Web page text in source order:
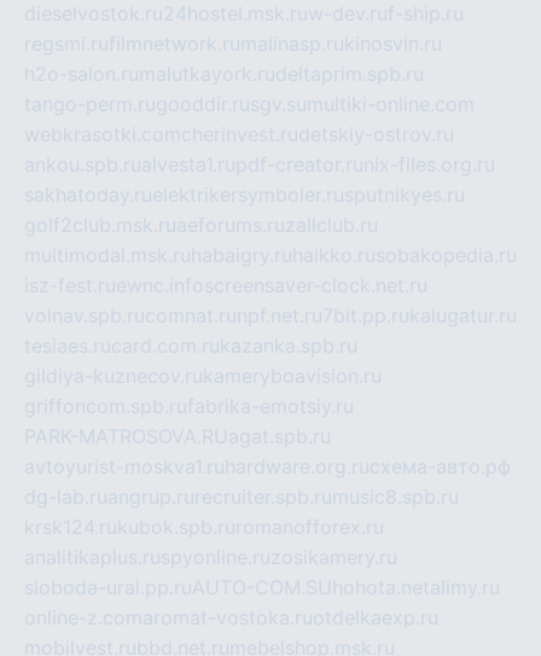
dieselvostok.ru24hostel.msk.ruw-dev.ruf-ship.ru
regsmi.rufilmnetwork.ru malinasp.rukinosvin.ru
h2o-salon.ru malutkayork.rudeltaprim.spb.ru
tango-perm.rugooddir.rusgv.su multiki-online.com
webkrasotki.comcherinvest.rudetskiy-ostrov.ru
ankou.spb.rualvesta1.rupdf-creator.ru nix-files.org.ru
sakhatoday.ruelektrikersymboler.rusputnikyes.ru
golf2club.msk.ruaeforums.ruzallclub.ru
multimodal.msk.ru habaigry.ru haikko.rusobakopedia.ru
isz-fest.ruewnc.infoscreensaver-clock.net.ru
volnav.spb.rucomnat.ru npf.net.ru7bit.pp.rukalugatur.ru
tesiaes.rucard.com.rukazanka.spb.ru
gildiya-kuznecov.rukameryboavision.ru
griffoncom.spb.rufabrika-emotsiy.ru
PARK-MATROSOVA.RUagat.spb.ru
avtoyurist-moskva1.ru hardware.org.ruсхема-авто.рф
dg-lab.ruangrup.ru recruiter.spb.ru music8.spb.ru
krsk124.rukubok.spb.ru romanofforex.ru
analitikaplus.ruspyonline.ruzosikamery.ru
sloboda-ural.pp.ruAUTO-COM.SU hohota.netalimy.ru
online-z.comaromat-vostoka.ruotdelkaexp.ru
mobilvest.rubbd.net.ru mebelshop.msk.ru